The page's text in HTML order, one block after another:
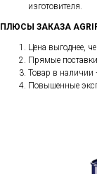
изготовителя.
ПЛЮСЫ ЗАКАЗА
Цена выгоднее,
Прямые
Товар в наличии
Повышенные